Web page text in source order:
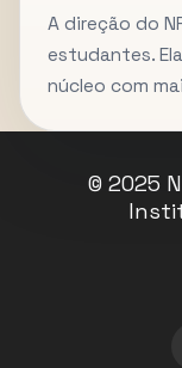
A direção do
estudantes.
núcleo com
© 2025